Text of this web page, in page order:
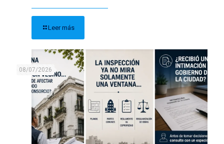
Leer más
08/07/2026